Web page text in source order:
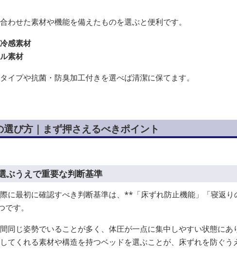
わせた素材や機能を備えたものを選ぶと便利です。
感素材
素材
イプや抗菌・防臭加工付きを選べば清潔に保てます。
び方｜まず押さえるべきポイント
ぶうえで重要な判断基準
に最初に確認すべき判断基準は、**「床ずれ防止機能」「寝返
す。
同じ姿勢でいることが多く、体圧が一点に集中しやすい状態にあ
てくれる素材や構造を持つベッドを選ぶことが、床ずれを防ぐ